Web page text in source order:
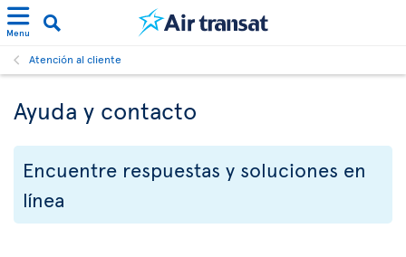
Menu
Atención al cliente
Ayuda y contacto
Encuentre respuestas y soluciones en
línea